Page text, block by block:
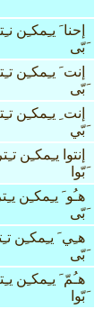
إحنا َ يـِمكـِن
َبّى
إنت َ يـِمكـِن
َبّى
إنت ِ يـِمكـِن
َبّي
إنتوا يـِمكـِن تـِتر
َبّوا
هـُو َ يـِمكـِن يـِتر
َبّى
هـِي َ يـِمكـِن
َبّى
هـُمّ َ يـِمكـِن
َبّوا